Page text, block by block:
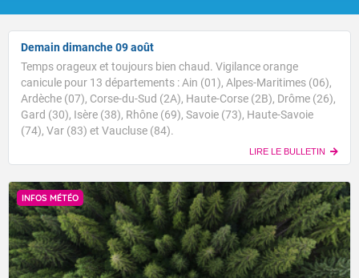
Demain dimanche 09 août
Temps orageux et toujours bien chaud. Vigilance orange
canicule pour 13 départements : Ain (01), Alpes-Maritimes (06),
Ardèche (07), Corse-du-Sud (2A), Haute-Corse (2B), Drôme (26),
Gard (30), Isère (38), Rhône (69), Savoie (73), Haute-Savoie
(74), Var (83) et Vaucluse (84).
LIRE LE BULLETIN
INFOS MÉTÉO